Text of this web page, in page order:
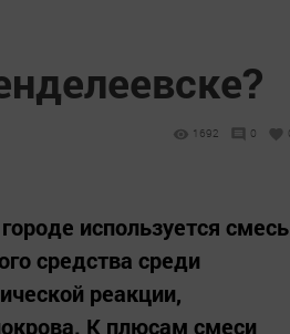
1692 0
используется смесь
средства среди
реакции,
К плюсам смеси